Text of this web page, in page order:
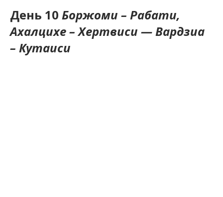
День 10 Боржоми – Рабати,
Ахалцихе – Хертвиси — Вардзиа
– Кутаиси